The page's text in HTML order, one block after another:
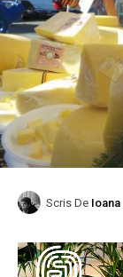
Scris De Ioana